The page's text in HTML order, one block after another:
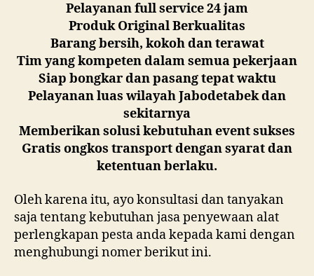
Pelayanan full service 24 jam
Produk Original Berkualitas
Barang bersih, kokoh dan terawat
Tim yang kompeten dalam semua pekerjaan
Siap bongkar dan pasang tepat waktu
Pelayanan luas wilayah Jabodetabek dan
sekitarnya
Memberikan solusi kebutuhan event sukses
Gratis ongkos transport dengan syarat dan
ketentuan berlaku.
Oleh karena itu, ayo konsultasi dan tanyakan
saja tentang kebutuhan jasa penyewaan alat
perlengkapan pesta anda kepada kami dengan
menghubungi nomer berikut ini.